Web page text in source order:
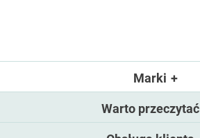
Marki
Warto przeczytać